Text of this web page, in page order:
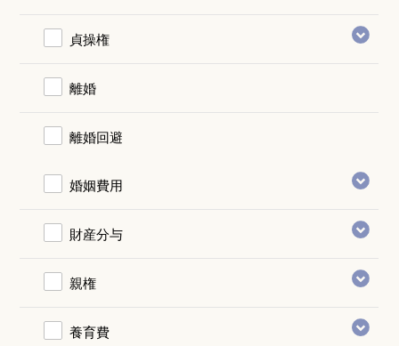
貞操権
離婚
離婚回避
婚姻費用
財産分与
親権
養育費